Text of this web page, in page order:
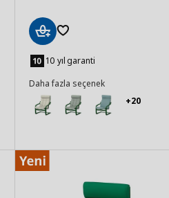
Ekle 10 yıl garanti
Daha fazla seçenek
+20